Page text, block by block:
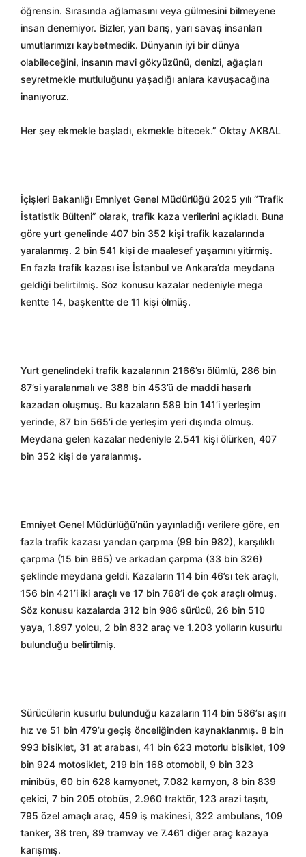
öğrensin. Sırasında ağlamasını veya gülmesini bilmeyene
insan denemiyor. Bizler, yarı barış, yarı savaş insanları
umutlarımızı kaybetmedik. Dünyanın iyi bir dünya
olabileceğini, insanın mavi gökyüzünü, denizi, ağaçları
seyretmekle mutluluğunu yaşadığı anlara kavuşacağına
inanıyoruz.
Her şey ekmekle başladı, ekmekle bitecek.” Oktay AKBAL
İçişleri Bakanlığı Emniyet Genel Müdürlüğü 2025 yılı “Trafik
İstatistik Bülteni” olarak, trafik kaza verilerini açıkladı. Buna
göre yurt genelinde 407 bin 352 kişi trafik kazalarında
yaralanmış. 2 bin 541 kişi de maalesef yaşamını yitirmiş.
En fazla trafik kazası ise İstanbul ve Ankara’da meydana
geldiği belirtilmiş. Söz konusu kazalar nedeniyle mega
kentte 14, başkentte de 11 kişi ölmüş.
Yurt genelindeki trafik kazalarının 2166’sı ölümlü, 286 bin
87’si yaralanmalı ve 388 bin 453’ü de maddi hasarlı
kazadan oluşmuş. Bu kazaların 589 bin 141’i yerleşim
yerinde, 87 bin 565’i de yerleşim yeri dışında olmuş.
Meydana gelen kazalar nedeniyle 2.541 kişi ölürken, 407
bin 352 kişi de yaralanmış.
Emniyet Genel Müdürlüğü’nün yayınladığı verilere göre, en
fazla trafik kazası yandan çarpma (99 bin 982), karşılıklı
çarpma (15 bin 965) ve arkadan çarpma (33 bin 326)
şeklinde meydana geldi. Kazaların 114 bin 46’sı tek araçlı,
156 bin 421’i iki araçlı ve 17 bin 768’i de çok araçlı olmuş.
Söz konusu kazalarda 312 bin 986 sürücü, 26 bin 510
yaya, 1.897 yolcu, 2 bin 832 araç ve 1.203 yolların kusurlu
bulunduğu belirtilmiş.
Sürücülerin kusurlu bulunduğu kazaların 114 bin 586’sı aşırı
hız ve 51 bin 479’u geçiş önceliğinden kaynaklanmış. 8 bin
993 bisiklet, 31 at arabası, 41 bin 623 motorlu bisiklet, 109
bin 924 motosiklet, 219 bin 168 otomobil, 9 bin 323
minibüs, 60 bin 628 kamyonet, 7.082 kamyon, 8 bin 839
çekici, 7 bin 205 otobüs, 2.960 traktör, 123 arazi taşıtı,
795 özel amaçlı araç, 459 iş makinesi, 322 ambulans, 109
tanker, 38 tren, 89 tramvay ve 7.461 diğer araç kazaya
karışmış.